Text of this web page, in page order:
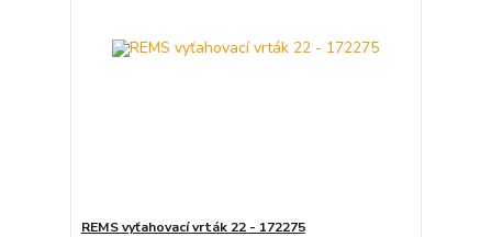
REMS vyťahovací vrták 22 - 172275